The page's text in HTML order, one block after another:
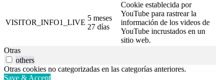
VISITOR_INFO1_LIVE
5 meses
27 días
Cookie establecida por
YouTube para rastrear la
información de los videos de
YouTube incrustados en un
sitio web.
Otras
others
Otras cookies no categorizadas en las categorías anteriores.
Save & Accept